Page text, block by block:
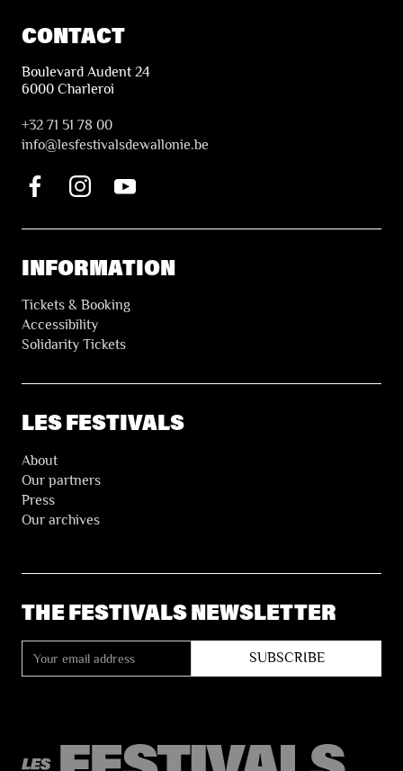
CONTACT
Boulevard Audent 24
6000 Charleroi
+32 71 51 78 00
info@lesfestivalsdewallonie.be
INFORMATION
Tickets & Booking
Accessibility
Solidarity Tickets
LES FESTIVALS
About
Our partners
Press
Our archives
THE FESTIVALS NEWSLETTER